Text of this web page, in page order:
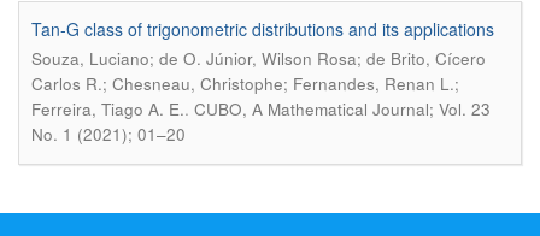
Tan-G class of trigonometric distributions and its applications
Souza, Luciano; de O. Júnior, Wilson Rosa; de Brito, Cícero
Carlos R.; Chesneau, Christophe; Fernandes, Renan L.;
Ferreira, Tiago A. E.. CUBO, A Mathematical Journal; Vol. 23
No. 1 (2021); 01–20